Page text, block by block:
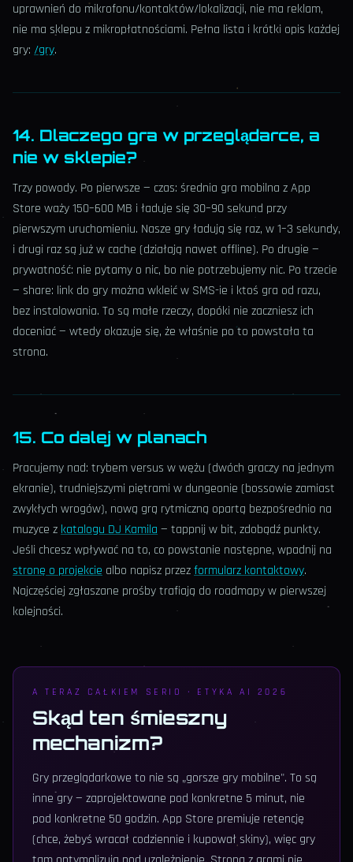
uprawnień do mikrofonu/kontaktów/lokalizacji, nie ma reklam,
nie ma sklepu z mikropłatnościami. Pełna lista i krótki opis każdej
gry: /gry.
14. Dlaczego gra w przeglądarce, a
nie w sklepie?
Trzy powody. Po pierwsze — czas: średnia gra mobilna z App
Store waży 150–600 MB i ładuje się 30–90 sekund przy
pierwszym uruchomieniu. Nasze gry ładują się raz, w 1–3 sekundy,
i drugi raz są już w cache (działają nawet offline). Po drugie —
prywatność: nie pytamy o nic, bo nie potrzebujemy nic. Po trzecie
— share: link do gry można wkleić w SMS-ie i ktoś gra od razu,
bez instalowania. To są małe rzeczy, dopóki nie zaczniesz ich
doceniać — wtedy okazuje się, że właśnie po to powstała ta
strona.
15. Co dalej w planach
Pracujemy nad: trybem versus w wężu (dwóch graczy na jednym
ekranie), trudniejszymi piętrami w dungeonie (bossowie zamiast
zwykłych wrogów), nową grą rytmiczną opartą bezpośrednio na
muzyce z katalogu DJ Kamila — tappnij w bit, zdobądź punkty.
Jeśli chcesz wpływać na to, co powstanie następne, wpadnij na
stronę o projekcie albo napisz przezformularz kontaktowy.
Najczęściej zgłaszane prośby trafiają do roadmapy w pierwszej
kolejności.
A TERAZ CAŁKIEM SERIO · ETYKA AI 2026
Skąd ten śmieszny
mechanizm?
Gry przeglądarkowe to nie są „gorsze gry mobilne". To są
inne gry — zaprojektowane pod konkretne 5 minut, nie
pod konkretne 50 godzin. App Store premiuje retencję
(chce, żebyś wracał codziennie i kupował skiny), więc gry